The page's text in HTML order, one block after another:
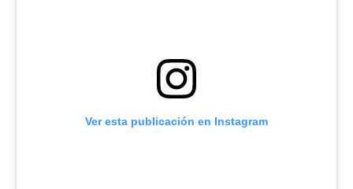
Ver esta publicación en Instagram